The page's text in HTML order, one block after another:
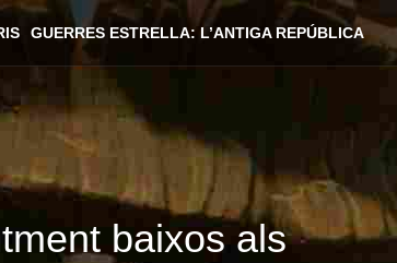
GUERRES ESTRELLA: L’ANTIGA REPÚBLICA
baixos als